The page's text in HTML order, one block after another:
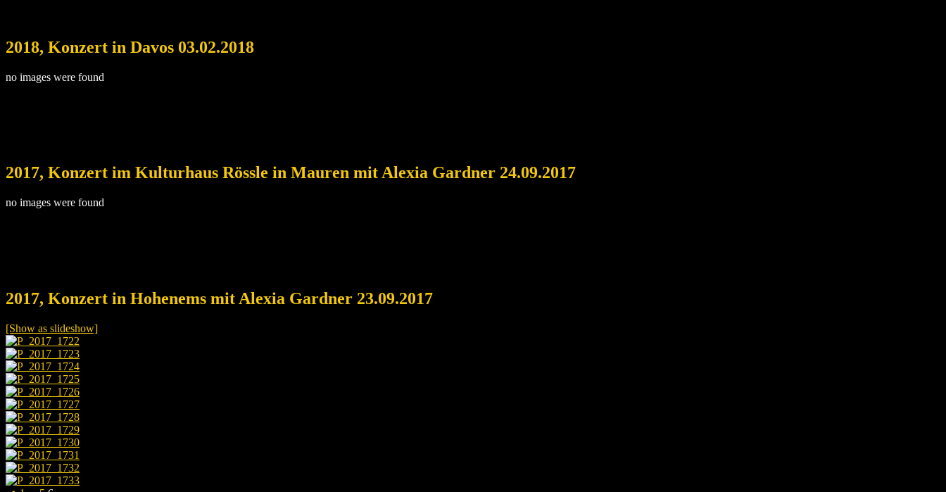
2018, Konzert in Davos 03.02.2018
no images were found
2017, Konzert im Kulturhaus Rössle in Mauren mit Alexia Gardner 24.09.2017
no images were found
2017, Konzert in Hohenems mit Alexia Gardner 23.09.2017
[Show as slideshow]